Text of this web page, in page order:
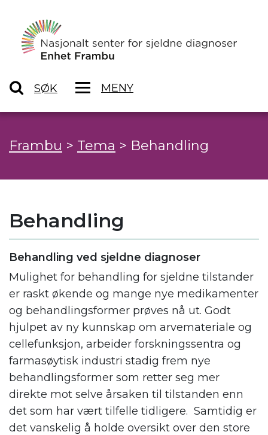
SØK MENY
Frambu > Tema > Behandling
Behandling
Behandling ved sjeldne diagnoser
Mulighet for behandling for sjeldne tilstander
er raskt økende og mange nye medikamenter
og behandlingsformer prøves nå ut. Godt
hjulpet av ny kunnskap om arvemateriale og
cellefunksjon, arbeider forskningssentra og
farmasøytisk industri stadig frem nye
behandlingsformer som retter seg mer
direkte mot selve årsaken til tilstanden enn
det som har vært tilfelle tidligere. Samtidig er
det vanskelig å holde oversikt over den store